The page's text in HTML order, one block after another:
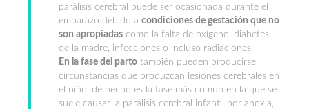
parálisis cerebral puede ser ocasionada durante el
embarazo debido acondiciones de gestación que no
son apropiadas como la falta de oxígeno, diabetes
de la madre, infecciones o incluso radiaciones.
En la fase del parto también pueden producirse
circunstancias que produzcan lesiones cerebrales en
el niño, de hecho es la fase más común en la que se
suele causar la parálisis cerebral infantil por anoxia,